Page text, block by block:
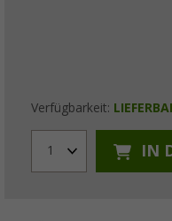
Verfügbarkeit:
1 IN